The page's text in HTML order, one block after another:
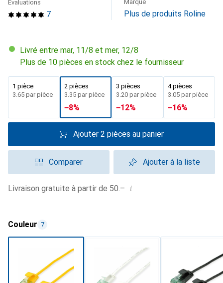
7
Évaluations Marque
Plus de produits Roline
Livré entre mar, 11/8 et mer, 12/8
Plus de 10 pièces en stock chez le fournisseur
1 pièce
CHF
3.65 par pièce
2 pièces
CHF
3.35 par pièce
−8%
3 pièces
CHF
3.20 par pièce
−12%
4 pièces
CHF
3.05 par pièce
−16%
Ajouter 2 pièces au panier
Comparer Ajouter à la liste
Livraison gratuite à partir de 50.– i
Couleur 7